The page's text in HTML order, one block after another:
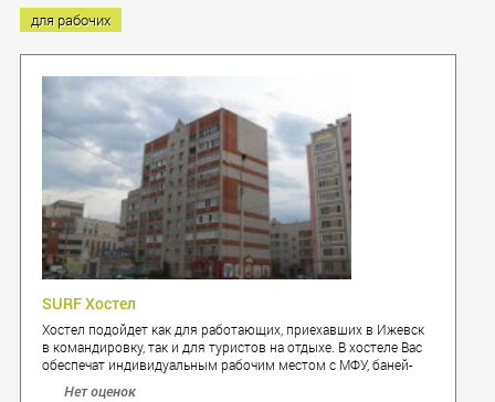
для рабочих
SURF Хостел
Хостел подойдет как для работающих, приехавших в Ижевск
в командировку, так и для туристов на отдыхе. В хостеле Вас
обеспечат индивидуальным рабочим местом с МФУ, баней-
Нет оценок